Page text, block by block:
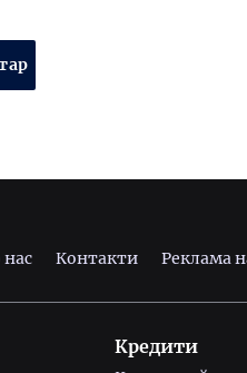
Контакти Реклама
Кредити